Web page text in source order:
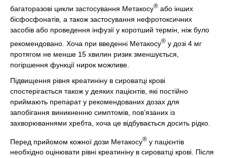
багаторазові цикли застосування Метакосу® або інших
бісфосфонатів, а також застосування нефротоксичних
засобів або проведення інфузії у коротший термін, ніж було
рекомендовано. Хоча при введенні Метакосу® у дозі 4 мг
протягом не менше 15 хвилин ризик зменшується,
погіршення функції нирок можливе.
Підвищення рівня креатиніну в сироватці крові
спостерігається також у деяких пацієнтів, які постійно
приймають препарат у рекомендованих дозах для
запобігання виникненню симптомів, пов’язаних із
захворюваннями хребта, хоча це відбувається досить рідко.
Перед прийомом кожної дози Метакосу® у пацієнтів
необхідно оцінювати рівні креатиніну в сироватці крові. Після